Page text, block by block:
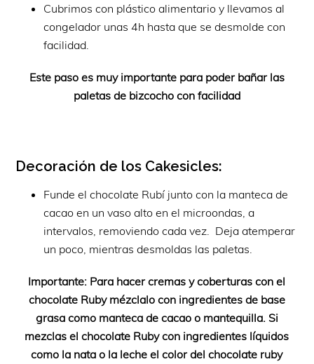
Cubrimos con plástico alimentario y llevamos al
congelador unas 4h hasta que se desmolde con
facilidad.
Este paso es muy importante para poder bañar las
paletas de bizcocho con facilidad
Decoración de los Cakesicles:
Funde el chocolate Rubí junto con la manteca de
cacao en un vaso alto en el microondas, a
intervalos, removiendo cada vez. Deja atemperar
un poco, mientras desmoldas las paletas.
Importante: Para hacer cremas y coberturas con el
chocolate Ruby mézclalo con ingredientes de base
grasa como manteca de cacao o mantequilla. Si
mezclas el chocolate Ruby con ingredientes líquidos
como la nata o la leche el color del chocolate ruby